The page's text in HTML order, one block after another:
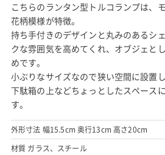
こちらのランタン型トルコランプは、
花柄模様が特徴。
持ち手付きのデザインと丸みのあるシ
クな雰囲気を高めてくれ、オブジェと
めです。
小ぶりなサイズなので狭い空間に設置
下駄箱の上などちょっとしたスペース
す。
外形寸法 幅15.5cm 奥行13cm 高さ20cm
材質 ガラス、スチール